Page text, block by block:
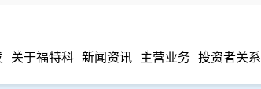
关于福特科 新闻资讯 主营业务 投资者关系